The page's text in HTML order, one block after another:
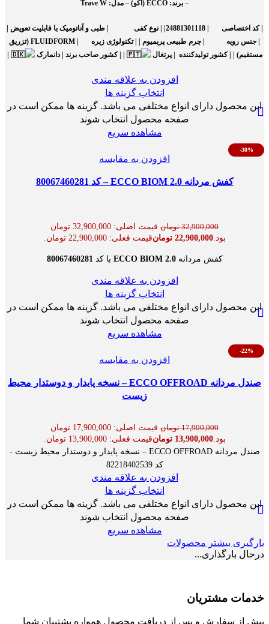
– برند: مدل:
|کد اختصاصی | 24881301118| | نوع کفی
| طبی و آناتومیک با قابلیت تعویض |
جنس رویه | چرم طبیعی پریمیوم | |تکنولوژی زیره
| FLUIDFORM (تزریق
مستقیم) | |کشور تولیدکننده | پرتغال | |کشور صاحب برند | دانمارک
افزودن به علاقه مندی
انتخاب گزینه ها
این محصول دارای انواع مختلفی می باشد. گزینه ها ممکن است در
صفحه محصول انتخاب شوند
مشاهده سریع
-30%
افزودن به مقایسه
کفش مردانه ECCO BIOM 2.0 – کد 80067460281
32,900,000 تومان
قیمت اصلی: 32,900,000 تومان
بود.22,900,000 تومانقیمت فعلی: 22,900,000 تومان.
کفش مردانهECCO BIOM 2.0 با کد80067460281
افزودن به علاقه مندی
انتخاب گزینه ها
این محصول دارای انواع مختلفی می باشد. گزینه ها ممکن است در
صفحه محصول انتخاب شوند
مشاهده سریع
-22%
افزودن به مقایسه
صندل مردانه ECCO OFFROAD – نسخه پایدار و دوستدار محیط
زیست
17,900,000 تومان
قیمت اصلی: 17,900,000 تومان
بود.13,900,000 تومانقیمت فعلی: 13,900,000 تومان.
صندل مردانه ECCO OFFROAD – نسخه پایدار و دوستدار محیط زیست -
کد 82218402539
افزودن به علاقه مندی
انتخاب گزینه ها
این محصول دارای انواع مختلفی می باشد. گزینه ها ممکن است در
صفحه محصول انتخاب شوند
مشاهده سریع
بارگیری بیشتر محصولات
درحال بارگذاری...
خدمات مشتریان
پیش از سفارش و پس از دریافت محصول همواره پشتیبان شما